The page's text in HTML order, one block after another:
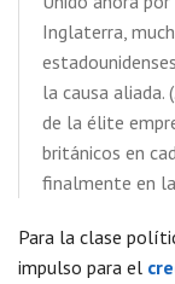
Inglaterra,
la causa aliada.
de la élite
británicos en
finalmente en
Para la clase
impulso para el